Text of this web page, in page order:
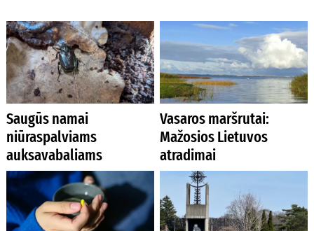
Saugūs namai
niūraspalviams
auksavabaliams
Vasaros maršrutai:
Mažosios Lietuvos
atradimai